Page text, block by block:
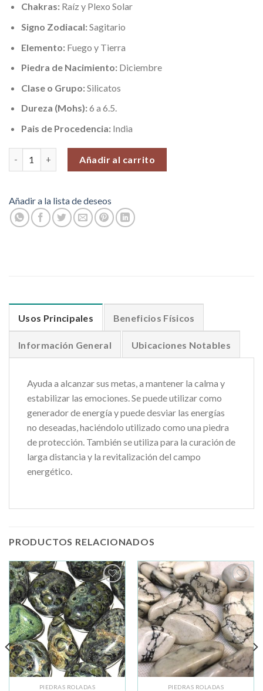
Chakras:Raíz y Plexo Solar
Signo Zodiacal:Sagitario
Elemento:Fuego y Tierra
Piedra de Nacimiento: Diciembre
Clase o Grupo:Silicatos
Dureza (Mohs):6 a 6.5.
Pais de Procedencia:India
Añadir al carrito
Añadir a la lista de deseos
Usos Principales Beneficios Físicos
Información General Ubicaciones Notables
Ayuda a alcanzar sus metas, a mantener la calma y
estabilizar las emociones. Se puede utilizar como
generador de energía y puede desviar las energías
no deseadas, haciéndolo utilizado como una piedra
de protección. También se utiliza para la curación de
larga distancia y la revitalización del campo
energético.
PRODUCTOS RELACIONADOS
Añadir
a la
lista de
deseos
PIEDRAS ROLADAS
Añadir
a la
lista de
deseos
PIEDRAS ROLADAS